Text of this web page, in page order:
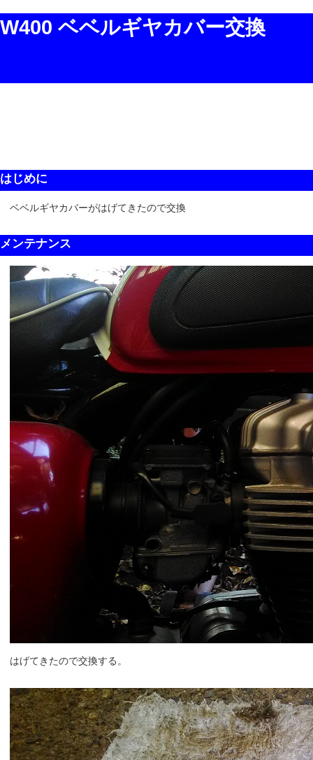
W400 ベベルギヤカバー交換
はじめに
ベベルギヤカバーがはげてきたので交換
メンテナンス
はげてきたので交換する。